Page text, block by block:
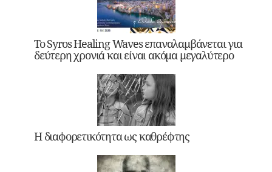
Το Syros Healing Waves επαναλαμβάνεται για
δεύτερη χρονιά και είναι ακόμα μεγαλύτερο
Η διαφορετικότητα ως καθρέφτης